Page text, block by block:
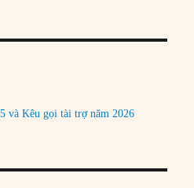
và Kêu gọi tài trợ năm 2026